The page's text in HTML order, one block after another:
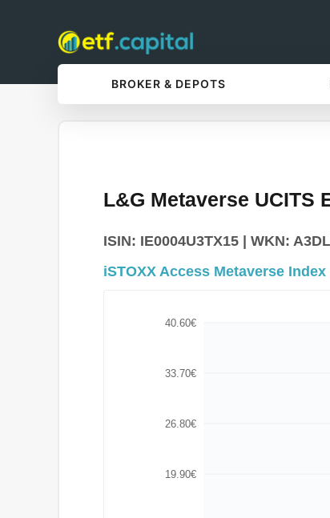
BROKER & DEPOTS
L&G Metaverse UCITS
ISIN: IE0004U3TX15 | WKN:
iSTOXX Access Metaverse Index
19.90€
26.80€
33.70€
40.60€